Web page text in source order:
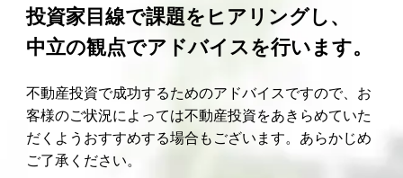
投資家目線で課題をヒアリングし、
中立の観点でアドバイスを行います。
不動産投資で成功するためのアドバイスですので、お
客様のご状況によっては不動産投資をあきらめていた
だくようおすすめする場合もございます。あらかじめ
ご了承ください。